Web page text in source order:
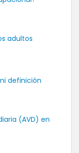
adultos
definición
(AVD) en